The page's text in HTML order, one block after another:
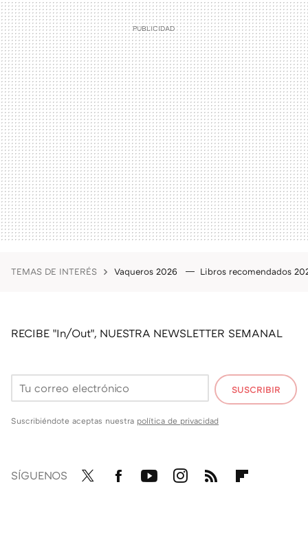
TEMAS DE INTERÉS Vaqueros 2026 Libros recomendados
RECIBE "In/Out", NUESTRA NEWSLETTER SEMANAL
SUSCRIBIR
Suscribiéndote aceptas nuestra política de privacidad
SÍGUENOS